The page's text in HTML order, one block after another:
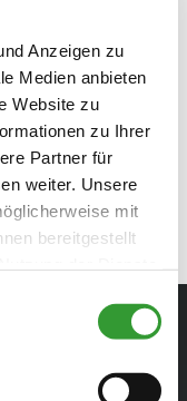
Anzeigen zu
Medien anbieten
Website zu
zu Ihrer
Partner für
weiter. Unsere
mit
bereitgestellt
mit
Steinplatte